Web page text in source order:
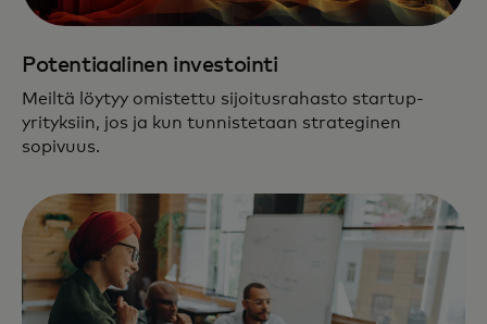
Potentiaalinen investointi
Meiltä löytyy omistettu sijoitusrahasto startup-
yrityksiin, jos ja kun tunnistetaan strateginen
sopivuus.